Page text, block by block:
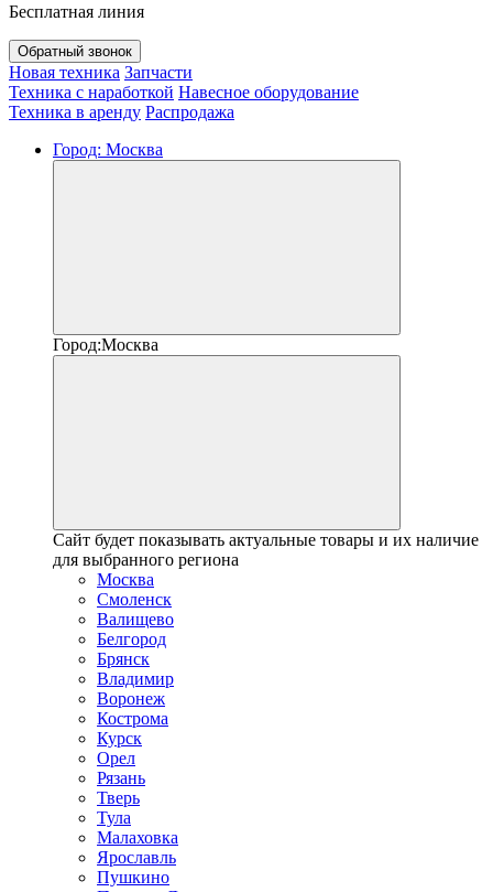
Бесплатная линия
Обратный звонок
Новая техника Запчасти
Техника с наработкой Навесное оборудование
Техника в аренду Распродажа
Город: Москва
Город:Москва
Сайт будет показывать актуальные товары и их наличие
для выбранного региона
Москва
Смоленск
Валищево
Белгород
Брянск
Владимир
Воронеж
Кострома
Курск
Орел
Рязань
Тверь
Тула
Малаховка
Ярославль
Пушкино